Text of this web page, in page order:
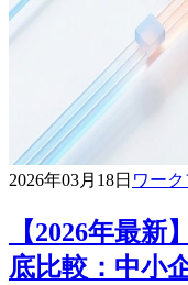
2026年03月18日 ワー
【2026年最新
底比較：中小